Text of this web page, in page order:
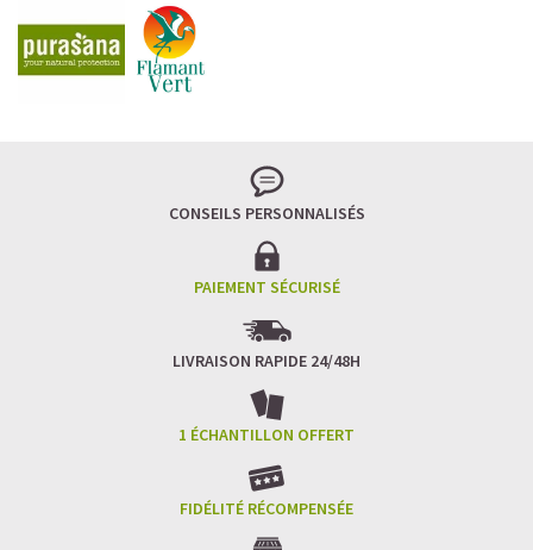
CONSEILS PERSONNALISÉS
PAIEMENT SÉCURISÉ
LIVRAISON RAPIDE 24/48H
1 ÉCHANTILLON OFFERT
FIDÉLITÉ RÉCOMPENSÉE